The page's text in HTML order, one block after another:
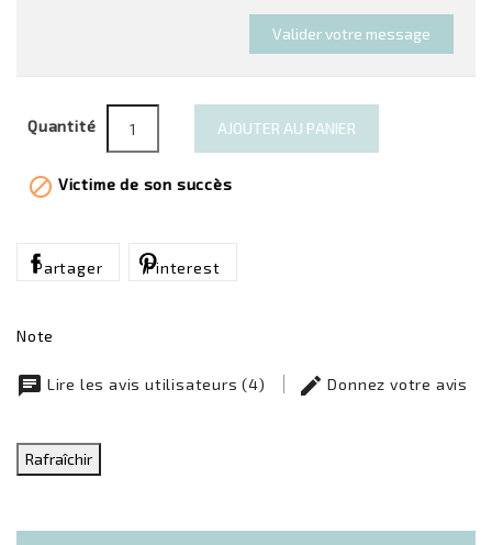
Valider votre message
Quantité AJOUTER AU PANIER
 Victime de son succès
Partager Pinterest
Note
chat Lire les avis utilisateurs (4) edit Donnez votre avis